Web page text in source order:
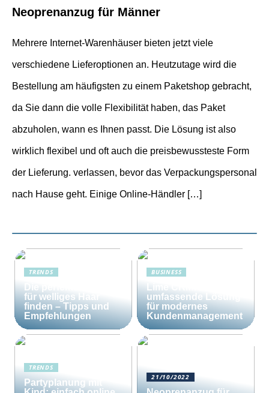
Neoprenanzug für Männer
Mehrere Internet-Warenhäuser bieten jetzt viele
verschiedene Lieferoptionen an. Heutzutage wird die
Bestellung am häufigsten zu einem Paketshop gebracht,
da Sie dann die volle Flexibilität haben, das Paket
abzuholen, wann es Ihnen passt. Die Lösung ist also
wirklich flexibel und oft auch die preisbewussteste Form
der Lieferung. verlassen, bevor das Verpackungspersonal
nach Hause geht. Einige Online-Händler […]
TRENDS
Die perfekte Bürste
für welliges Haar
finden – Tipps und
Empfehlungen
BUSINESS
Lime CRM: Die
umfassende Lösung
für modernes
Kundenmanagement
TRENDS
Partyplanung mit
21/10/2022